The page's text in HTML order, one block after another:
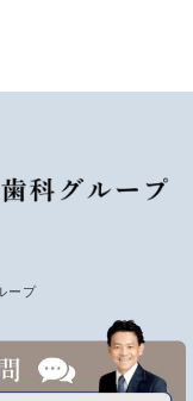
ープ